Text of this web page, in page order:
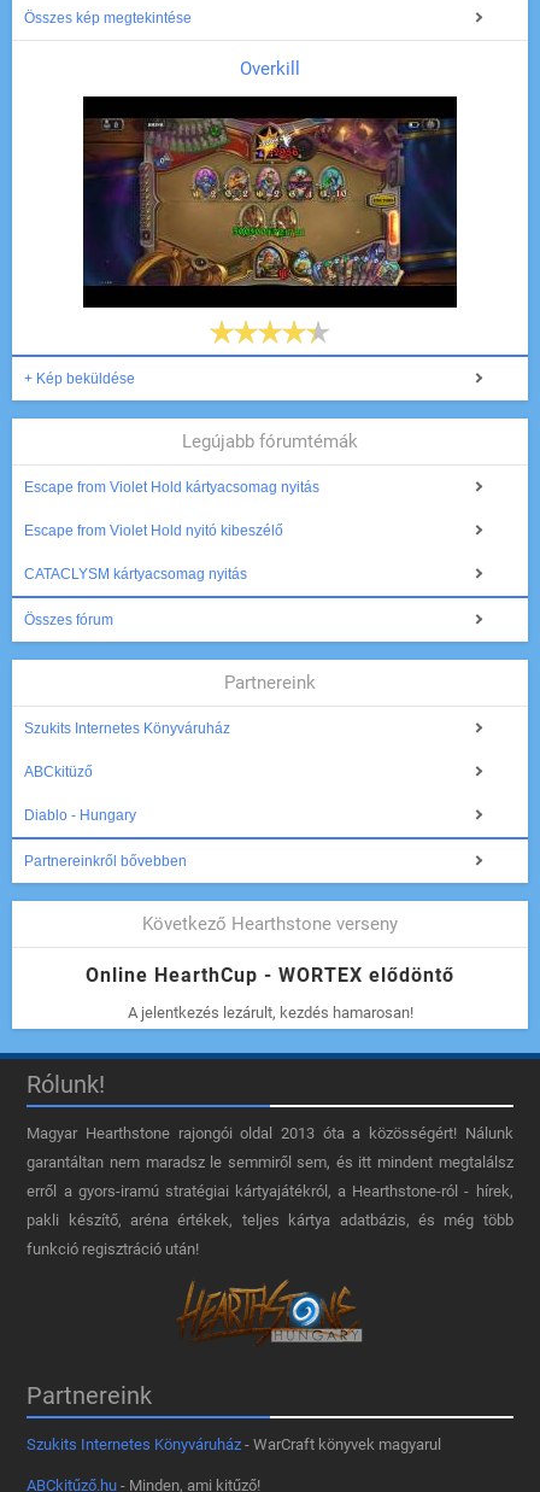
Összes kép megtekintése
Overkill
+ Kép beküldése
Legújabb fórumtémák
Escape from Violet Hold kártyacsomag nyitás
Escape from Violet Hold nyitó kibeszélő
CATACLYSM kártyacsomag nyitás
Összes fórum
Partnereink
Szukits Internetes Könyváruház
ABCkitüző
Diablo - Hungary
Partnereinkről bővebben
Következő Hearthstone verseny
Online HearthCup - WORTEX elődöntő
A jelentkezés lezárult, kezdés hamarosan!
Rólunk!
Magyar Hearthstone​ rajongói oldal 2013 óta a közösségért! Nálunk
garantáltan nem maradsz le semmiről sem, és itt mindent megtalálsz
erről a gyors-iramú stratégiai kártyajátékról, a Hearthstone-ról - hírek,
pakli készítő, aréna értékek, teljes kártya adatbázis, és még több
funkció regisztráció után!
Partnereink
Szukits Internetes Könyváruház - WarCraft könyvek magyarul
ABCkitűző.hu - Minden, ami kitűző!